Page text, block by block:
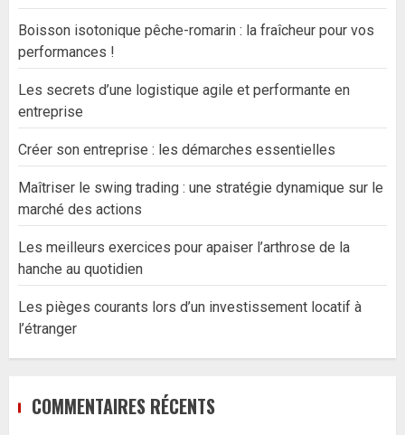
Boisson isotonique pêche-romarin : la fraîcheur pour vos
performances !
Les secrets d’une logistique agile et performante en
entreprise
Créer son entreprise : les démarches essentielles
Maîtriser le swing trading : une stratégie dynamique sur le
marché des actions
Les meilleurs exercices pour apaiser l’arthrose de la
hanche au quotidien
Les pièges courants lors d’un investissement locatif à
l’étranger
COMMENTAIRES RÉCENTS